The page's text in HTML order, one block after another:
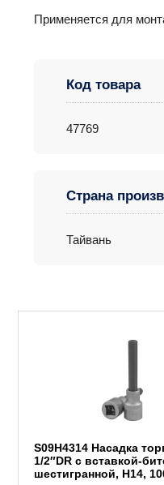
Применяется для
Код товара
47769
Страна
Тайвань
S09H4314 Насадка
1/2″DR с вставкой-
шестигранной, H14,